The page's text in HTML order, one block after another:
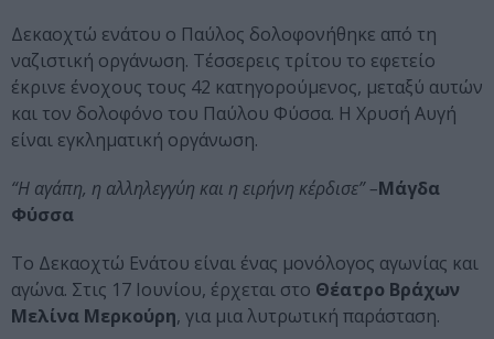
Δεκαοχτώ ενάτου ο Παύλος δολοφονήθηκε από τη
ναζιστική οργάνωση. Τέσσερεις τρίτου το εφετείο
έκρινε ένοχους τους 42 κατηγορούμενος, μεταξύ αυτών
και τον δολοφόνο του Παύλου Φύσσα. Η Χρυσή Αυγή
είναι εγκληματική οργάνωση.
“Η αγάπη, η αλληλεγγύη και η ειρήνη κέρδισε” –Μάγδα
Φύσσα
Το Δεκαοχτώ Ενάτου είναι ένας μονόλογος αγωνίας και
αγώνα. Στις 17 Ιουνίου, έρχεται στο Θέατρο Βράχων
Μελίνα Μερκούρη, για μια λυτρωτική παράσταση.